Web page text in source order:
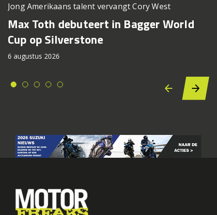
Jong Amerikaans talent vervangt Cory West
Max Toth debuteert in Bagger World
Cup op Silverstone
6 augustus 2026